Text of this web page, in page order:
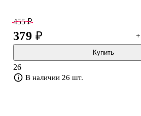
интерес, формируют умение
точку зрения. Пособие соответствует
ФГОС НОО и предназначено для
преподавателей центров
455 ₽
379 ₽
Купить
26
В наличии 26 шт.